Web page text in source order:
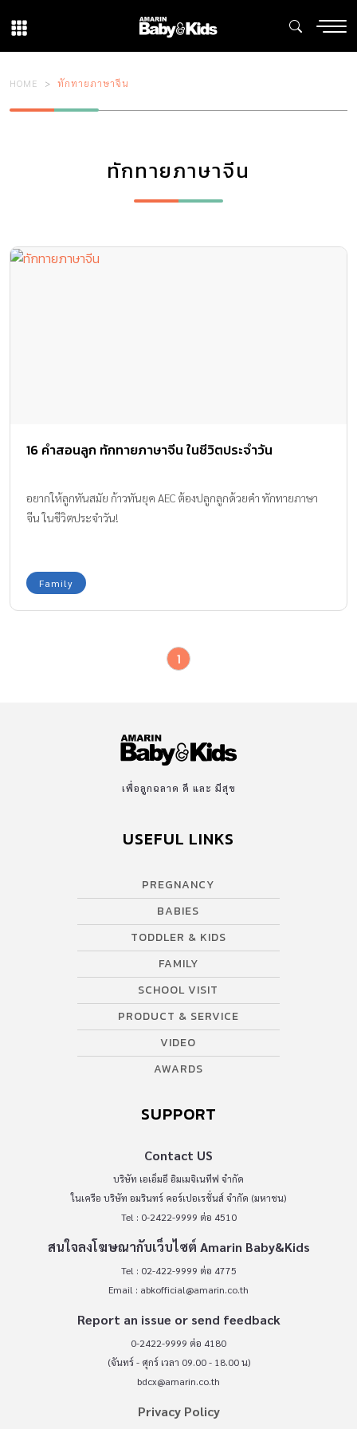
HOME ทักทายภาษาจีน
ทักทายภาษาจีน
16 คำสอนลูก ทักทายภาษาจีน ในชีวิตประจำวัน
อยากให้ลูกทันสมัย ก้าวทันยุค AEC ต้องปลูกลูกด้วยคำ ทักทายภาษา
จีน ในชีวิตประจำวัน!
Family
1
เพื่อลูกฉลาด ดี และ มีสุข
USEFUL LINKS
PREGNANCY
BABIES
TODDLER & KIDS
FAMILY
SCHOOL VISIT
PRODUCT & SERVICE
VIDEO
AWARDS
SUPPORT
Contact US
บริษัท เอเอ็มอี อิมเมจิเนทีฟ จำกัด
ในเครือ บริษัท อมรินทร์ คอร์เปอเรชั่นส์ จำกัด (มหาชน)
Tel : 0-2422-9999 ต่อ 4510
สนใจลงโฆษณากับเว็บไซต์ Amarin Baby&Kids
Tel : 02-422-9999 ต่อ 4775
Email : abkofficial@amarin.co.th
Report an issue or send feedback
0-2422-9999 ต่อ 4180
(จันทร์ - ศุกร์ เวลา 09.00 - 18.00 น)
bdcx@amarin.co.th
Privacy Policy